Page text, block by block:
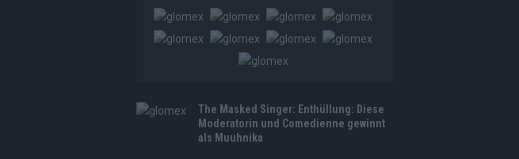
The Masked Singer: Enthüllung: Diese
Moderatorin und Comedienne gewinnt
als Muuhnika